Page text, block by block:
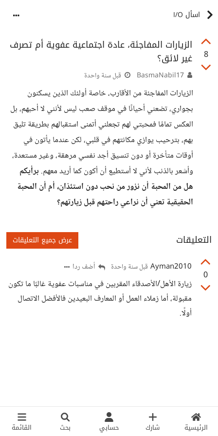
الرئيسية شارك حسابي بحث القائمة
اسأل I/O
8
الزيارات المفاجئة، عادة اجتماعية عفوية أم تصرف
غير لائق؟
قبل سنة واحدة
الزيارات المفاجئة من الأقارب، خاصة أولئك الذين يسكنون
بجواري، تضعني أحيانًا في موقف صعب ليس لأنني لا أحبهم، بل
العكس تمامًا فمحبتي لهم تجعلني أتمنى استقبالهم بطريقة تليق
بهم، بترحيب يوازي مكانتهم في قلبي، لكن عندما يأتون في
أوقات متأخرة أو دون تنسيق أجد نفسي مرهقة، وغير مستعدة،
وأشعر بالذنب لأني لا أستطيع أن أكون كما أريد معهم. برأيكم
هل من المحبة أن نزور من نحب دون استئذان، أم أن المحبة
الحقيقية تعني أن نراعي راحتهم قبل زيارتهم؟
التعليقات عرض جميع التعليقات
0
Ayman2010 قبل سنة واحدة أضف ردا
زيارة الأهل/الأصدقاء المقربين في مناسبات عفوية غالبًا ما تكون
مقبولة، أما زملاء العمل أو المعارف البعيدين فالأفضل الاتصال
أولًا.